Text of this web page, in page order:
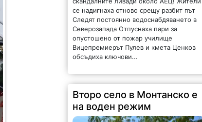
се надигнаха отново срещу разбит път
Следят постоянно водоснабдяването в
Северозапада Отпуснаха пари за
опустошено от пожар училище
Вицепремиерът Пулев и кмета Ценков
обсъдиха ключови...
Второ село в Монтанско е
на воден режим